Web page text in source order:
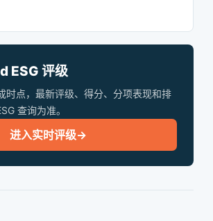
ESG 评级
时点，最新评级、得分、分项表现和排
查询为准。
进入实时评级→